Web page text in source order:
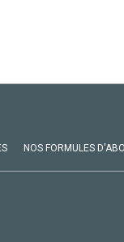
NOS FORMULES